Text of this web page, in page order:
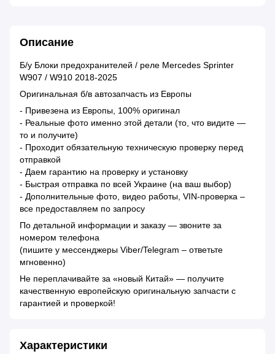
Описание
Б/у Блоки предохранителей / реле Mercedes Sprinter
W907 / W910 2018-2025
Оригинальная б/в автозапчасть из Европы
- Привезена из Европы, 100% оригинал
- Реальные фото именно этой детали (то, что видите —
то и получите)
- Проходит обязательную техническую проверку перед
отправкой
- Даем гарантию на проверку и установку
- Быстрая отправка по всей Украине (на ваш выбор)
- Дополнительные фото, видео работы, VIN-проверка –
все предоставляем по запросу
По детальной информации и заказу — звоните за
номером телефона
(пишите у мессенджеры Viber/Telegram – ответьте
мгновенно)
Не переплачивайте за «новый Китай» — получите
качественную европейскую оригинальную запчасти с
гарантией и проверкой!
Характеристики